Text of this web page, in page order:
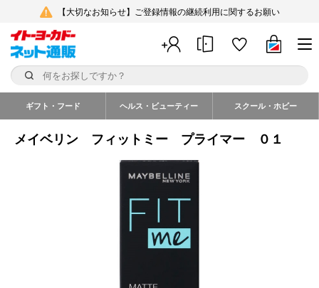
【大切なお知らせ】ご登録情報の継続利用に関するお願い
ギフト・フード ヘルス・ビューティー スクール・ホビー
メイベリン フィットミー プライマー ０１